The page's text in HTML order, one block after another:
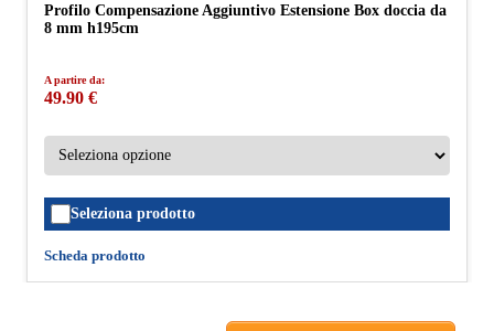
Profilo Compensazione Aggiuntivo Estensione Box doccia da
8 mm h195cm
A partire da:
49.90 €
Seleziona prodotto
Scheda prodotto